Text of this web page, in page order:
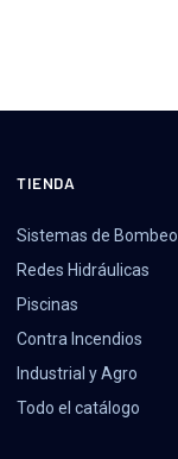
TIENDA
Sistemas de Bombeo
Redes Hidráulicas
Piscinas
Contra Incendios
Industrial y Agro
Todo el catálogo